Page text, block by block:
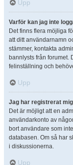
Upp
Varför kan jag inte
Det finns flera möjliga
att ditt användarnamn
stämmer, kontakta
bannlysts från forumet.
felinställning och
Upp
Jag har registrerat
Det är möjligt att en
användarkonto av
bort användare som
databasen. Om så har
i diskussionerna.
Upp